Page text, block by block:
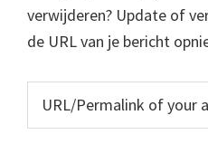
verwijderen? Update of
de URL van je bericht